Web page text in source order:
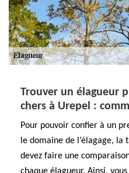
Trouver un élagueur
chers à Urepel :
Pour pouvoir confier à un
le domaine de l’élagage, la
devez faire une